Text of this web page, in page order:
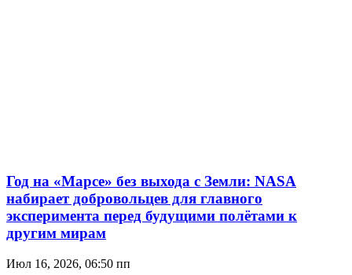
Год на «Марсе» без выхода с Земли: NASA
набирает добровольцев для главного
эксперимента перед будущими полётами к
другим мирам
Июл 16, 2026, 06:50 пп